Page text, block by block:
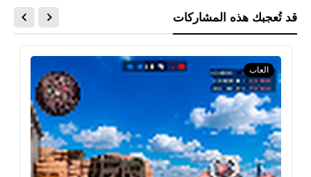
قد تُعجبك هذه المشاركات
العاب